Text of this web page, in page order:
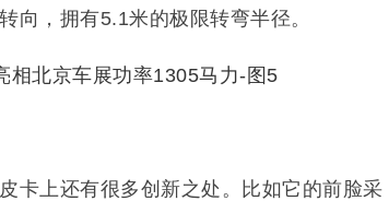
向，拥有5.1米的极限转弯半径。
卡上还有很多创新之处。比如它的前脸采